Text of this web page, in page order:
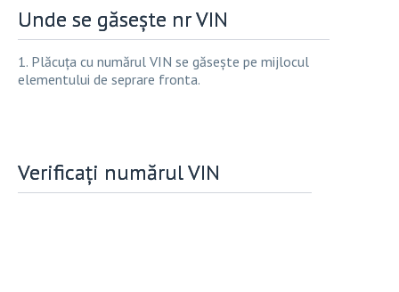
Unde se găsește nr VIN
1. Plăcuța cu numărul VIN se găsește pe mijlocul
elementului de seprare fronta.
Verificați numărul VIN